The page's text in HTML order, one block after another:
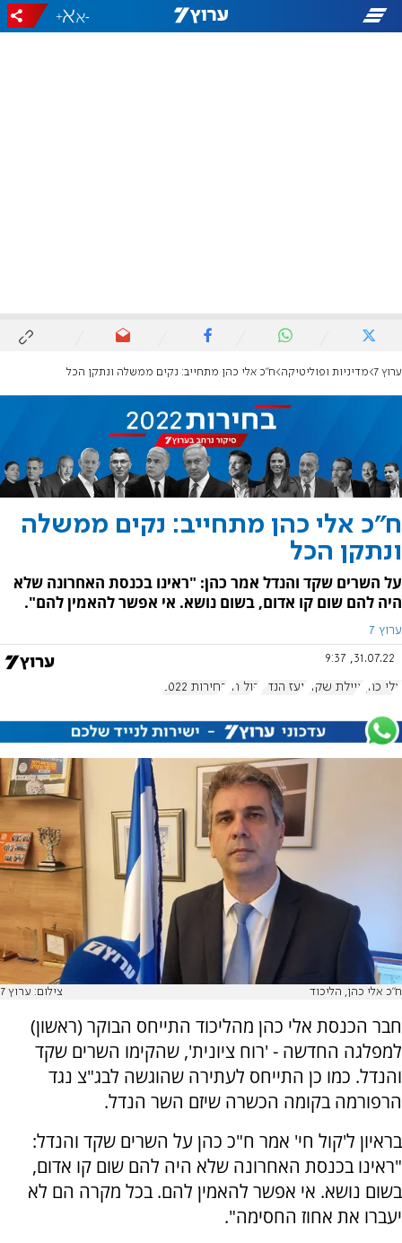
-
+
ערוץ 7 מדיניות ופוליטיקה ח"כ אלי כהן מתחייב: נקים ממשלה ונתקן הכל
ח"כ אלי כהן מתחייב: נקים ממשלה
ונתקן הכל
על השרים שקד והנדל אמר כהן: "ראינו בכנסת האחרונה שלא
היה להם שום קו אדום, בשום נושא. אי אפשר להאמין להם".
ערוץ 7
31.07.22, 9:37
אלי כהן איילת שקד יועז הנדל קול חי בחירות 2022
ח"כ אלי כהן, הליכוד צילום: ערוץ 7
חבר הכנסת אלי כהן מהליכוד התייחס הבוקר (ראשון)
למפלגה החדשה - 'רוח ציונית', שהקימו השרים שקד
והנדל. כמו כן התייחס לעתירה שהוגשה לבג"צ נגד
הרפורמה בקומה הכשרה שיזם השר הנדל.
בראיון ל'קול חי' אמר ח"כ כהן על השרים שקד והנדל:
"ראינו בכנסת האחרונה שלא היה להם שום קו אדום,
בשום נושא. אי אפשר להאמין להם. בכל מקרה הם לא
יעברו את אחוז החסימה".